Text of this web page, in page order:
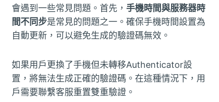
會遇到一些常見問題。首先， 手機時間與服務器時
間不同步是常見的問題之一。確保手機時間設置為
自動更新，可以避免生成的驗證碼無效。
如果用戶更換了手機但未轉移Authenticator設
置，將無法生成正確的驗證碼。在這種情況下，用
戶需要聯繫客服重置雙重驗證。